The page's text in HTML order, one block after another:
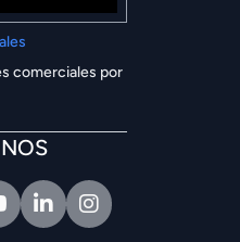
comerciales por
LinkedinIntagram